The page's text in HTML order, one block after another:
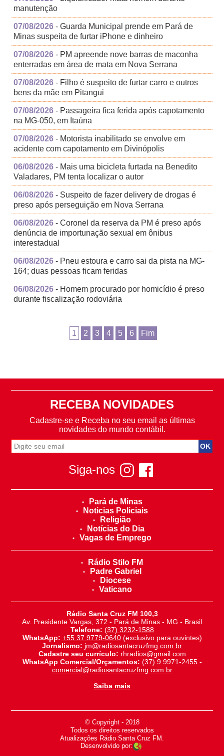
manutenção
07/08/2026 - Guarda Municipal prende em Pará de
Minas suspeita de furtar iPhone e dinheiro
07/08/2026 - PM apreende nove barras de maconha
enterradas em área de mata em Nova Serrana
07/08/2026 - Filho é suspeito de furtar carro e outros
bens da mãe em Pitangui
07/08/2026 - Passageira fica ferida após capotamento
na MG-050, em Itaúna
07/08/2026 - Motorista inabilitado se envolve em
acidente com capotamento em Divinópolis
06/08/2026 - Mais uma bicicleta furtada na Benedito
Valadares, PM tenta localizar o autor
06/08/2026 - Suspeito de fazer delivery de drogas é
preso após perseguição em Nova Serrana
06/08/2026 - Coronel da reserva da PM é preso após
denúncia de importunação sexual em ônibus
interestadual
06/08/2026 - Pneu estoura e carro sai da pista na MG-
164; duas pessoas ficam feridas
06/08/2026 - Homem procurado por homicídio é preso
durante fiscalização rodoviária
1 2 3 4 5 6 Fim
RECEBA NOVIDADES
Cadastre-se e Receba no seu email as últimas
novidades do mundo contábil.
Siga-nos
Pará de Minas
Noticias Policiais
Religião
Notícias do Dia
Vagas de Emprego
Rádio Stilo FM
Padre Gabriel
Diocese
Vaticano
Rádio Santa Cruz FM 100,3
Av. Presidente Vargas, 372 - Pará de Minas - MG - Brasil
Telefone: (37) 3232-1588
WhatsApp: +55 37 9779-0640(exclusivo para ouvintes)
Jornalismo: jm@radiosantacruzfmg.com.br
Cadastre seu currículo: rhradios@gmail.com
WhatsApp Comercial/Orçamentos: (37) 9 9971-2455-
comercial@radiosantacruzfmg.com.br
Saiba mais
© Copyright - 2018
-
Todos os direitos reservados
-
Atualizações Rádio Santa Cruz FM.
Desenvolvido por: